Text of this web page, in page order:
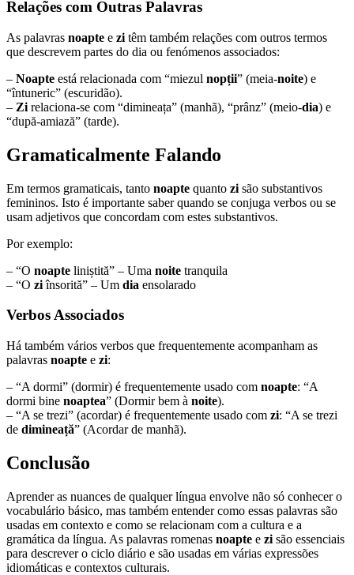
Relações com Outras Palavras
As palavras noapte e zi têm também relações com outros termos
que descrevem partes do dia ou fenómenos associados:
– Noapte está relacionada com “miezul nopții” (meia-noite) e
“întuneric” (escuridão).
– Zi relaciona-se com “dimineața” (manhã), “prânz” (meio-dia) e
“după-amiază” (tarde).
Gramaticalmente Falando
Em termos gramaticais, tanto noapte quanto zi são substantivos
femininos. Isto é importante saber quando se conjuga verbos ou se
usam adjetivos que concordam com estes substantivos.
Por exemplo:
– “O noapte liniștită” – Uma noite tranquila
– “O ziînsorită” – Um dia ensolarado
Verbos Associados
Há também vários verbos que frequentemente acompanham as
palavras noapte e zi:
– “A dormi” (dormir) é frequentemente usado com noapte: “A
dormi bine noaptea” (Dormir bem à noite).
– “A se trezi” (acordar) é frequentemente usado com zi: “A se trezi
de dimineață” (Acordar de manhã).
Conclusão
Aprender as nuances de qualquer língua envolve não só conhecer o
vocabulário básico, mas também entender como essas palavras são
usadas em contexto e como se relacionam com a cultura e a
gramática da língua. As palavras romenas noapte e zi são essenciais
para descrever o ciclo diário e são usadas em várias expressões
idiomáticas e contextos culturais.